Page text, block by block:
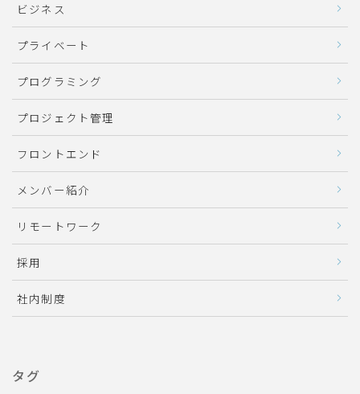
ビジネス
プライベート
プログラミング
プロジェクト管理
フロントエンド
メンバー紹介
リモートワーク
採用
社内制度
タグ